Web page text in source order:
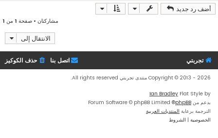
أضف رد جديد
مشاركتان • صفحة 1 من 1
الانتقال إلى
تجربتي حذف الكوكيز اتصل بنا
Copyright © 2013 - 2026 منتدى تجربتي All rights reserved.
Flat Style by
Ian Bradley
بدعم من phpBB
® Forum Software © phpBB Limited
الترجمة برعاية المنتديات العربية
الخصوصية | الشروط